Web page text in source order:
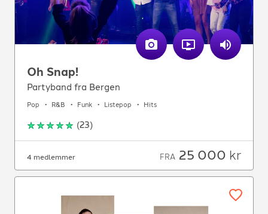
Oh Snap!
Partyband fra Bergen
Pop R&B Funk Listepop Hits
(23)
4 medlemmer FRA 25 000 kr